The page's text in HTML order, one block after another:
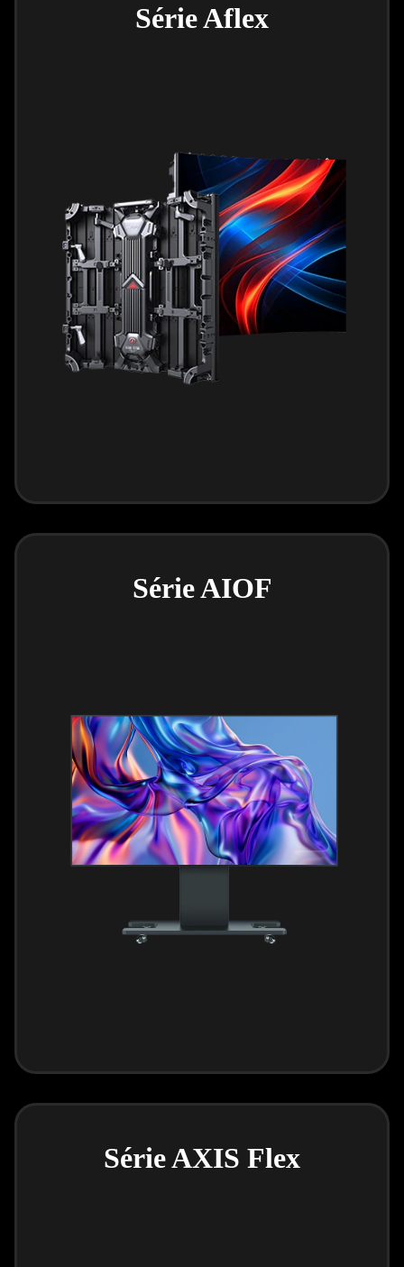
Série Aflex
Série AIOF
Série AXIS Flex